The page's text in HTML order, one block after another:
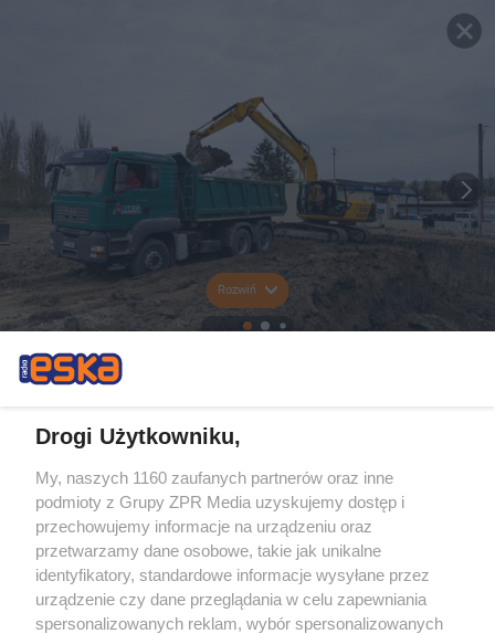
Rozwiń
Drogi Użytkowniku,
My, naszych 1160 zaufanych partnerów oraz inne
podmioty z Grupy ZPR Media uzyskujemy dostęp i
przechowujemy informacje na urządzeniu oraz
przetwarzamy dane osobowe, takie jak unikalne
identyfikatory, standardowe informacje wysyłane przez
urządzenie czy dane przeglądania w celu zapewniania
spersonalizowanych reklam, wybór spersonalizowanych